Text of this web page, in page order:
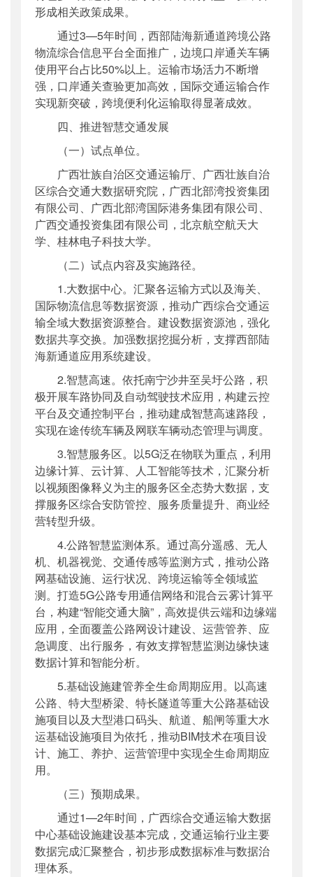
形成相关政策成果。
通过3—5年时间，西部陆海新通道跨境公路
物流综合信息平台全面推广，边境口岸通关车辆
使用平台占比50%以上。运输市场活力不断增
强，口岸通关查验更加高效，国际交通运输合作
实现新突破，跨境便利化运输取得显著成效。
四、推进智慧交通发展
（一）试点单位。
广西壮族自治区交通运输厅、广西壮族自治
区综合交通大数据研究院，广西北部湾投资集团
有限公司、广西北部湾国际港务集团有限公司、
广西交通投资集团有限公司，北京航空航天大
学、桂林电子科技大学。
（二）试点内容及实施路径。
1.大数据中心。汇聚各运输方式以及海关、
国际物流信息等数据资源，推动广西综合交通运
输全域大数据资源整合。建设数据资源池，强化
数据共享交换。加强数据挖掘分析，支撑西部陆
海新通道应用系统建设。
2.智慧高速。依托南宁沙井至吴圩公路，积
极开展车路协同及自动驾驶技术应用，构建云控
平台及交通控制平台，推动建成智慧高速路段，
实现在途传统车辆及网联车辆动态管理与调度。
3.智慧服务区。以5G泛在物联为重点，利用
边缘计算、云计算、人工智能等技术，汇聚分析
以视频图像释义为主的服务区全态势大数据，支
撑服务区综合安防管控、服务质量提升、商业经
营转型升级。
4.公路智慧监测体系。通过高分遥感、无人
机、机器视觉、交通传感等监测方式，推动公路
网基础设施、运行状况、跨境运输等全领域监
测。打造5G公路专用通信网络和混合云雾计算平
台，构建“智能交通大脑”，高效提供云端和边缘端
应用，全面覆盖公路网设计建设、运营管养、应
急调度、出行服务，有效支撑智慧监测边缘快速
数据计算和智能分析。
5.基础设施建管养全生命周期应用。以高速
公路、特大型桥梁、特长隧道等重大公路基础设
施项目以及大型港口码头、航道、船闸等重大水
运基础设施项目为依托，推动BIM技术在项目设
计、施工、养护、运营管理中实现全生命周期应
用。
（三）预期成果。
通过1—2年时间，广西综合交通运输大数据
中心基础设施建设基本完成，交通运输行业主要
数据完成汇聚整合，初步形成数据标准与数据治
理体系。